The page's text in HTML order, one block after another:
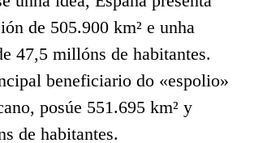
de 505.900 km² e unha
47,5 millóns de habitantes.
beneficiario do «espolio»
posúe 551.695 km² y
de habitantes.